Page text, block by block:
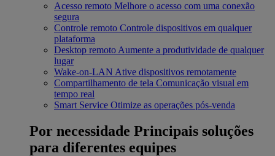
Acesso remoto Melhore o acesso com uma conexão
segura
Controle remoto Controle dispositivos em qualquer
plataforma
Desktop remoto Aumente a produtividade de qualquer
lugar
Wake-on-LAN Ative dispositivos remotamente
Compartilhamento de tela Comunicação visual em
tempo real
Smart Service Otimize as operações pós-venda
Por necessidade Principais soluções
para diferentes equipes